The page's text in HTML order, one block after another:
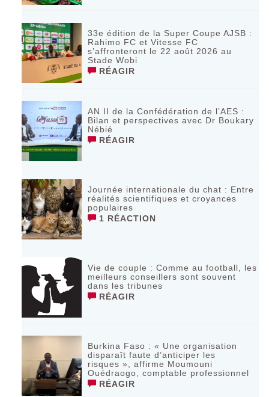
33e édition de la Super Coupe AJSB :
Rahimo FC et Vitesse FC
s’affronteront le 22 août 2026 au
Stade Wobi
RÉAGIR
AN II de la Confédération de l’AES :
Bilan et perspectives avec Dr Boukary
Nébié
RÉAGIR
Journée internationale du chat : Entre
réalités scientifiques et croyances
populaires
1 RÉACTION
Vie de couple : Comme au football, les
meilleurs conseillers sont souvent
dans les tribunes
RÉAGIR
Burkina Faso : « Une organisation
disparaît faute d’anticiper les
risques », affirme Moumouni
Ouédraogo, comptable professionnel
RÉAGIR